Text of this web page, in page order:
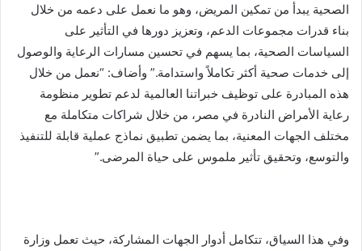
الصحية يبدأ من تمكين المريض، وهو ما نعمل على دعمه من خلال
بناء قدرات مجموعات الدعم، وتعزيز دورها في التأثير على
السياسات الصحية، بما يسهم في تحسين مسارات الرعاية والوصول
إلى خدمات صحية أكثر تكاملاً واستدامة.” وأضاف: “نعمل من خلال
هذه المبادرة على توظيف خبراتنا العالمية لدعم تطوير منظومة
رعاية الأمراض النادرة في مصر، من خلال شراكات متكاملة مع
مختلف الجهات المعنية، بما يضمن تطبيق نماذج عملية قابلة للتنفيذ
والتوسع، وتحقيق تأثير ملموس على حياة المرضى.”
وفي هذا السياق، تتكامل أدوار الجهات المشاركة، حيث تعمل وزارة